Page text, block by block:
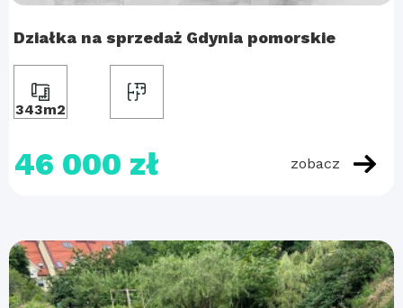
Działka na sprzedaż Gdynia pomorskie
343m2
46 000 zł zobacz